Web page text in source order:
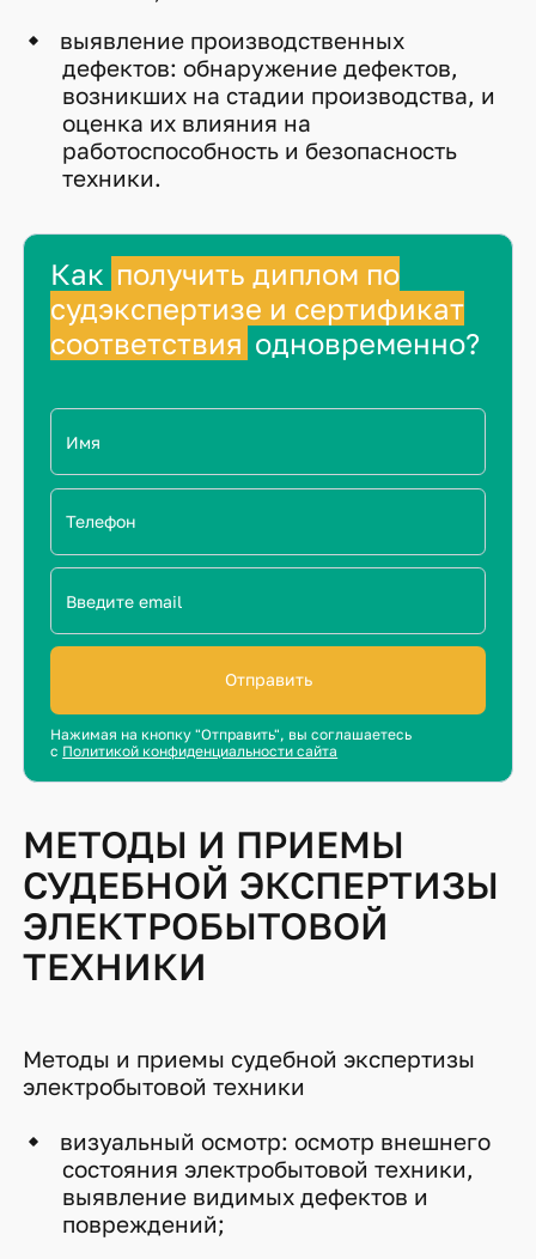
выявление производственных
дефектов: обнаружение дефектов,
возникших на стадии производства, и
оценка их влияния на
работоспособность и безопасность
техники.
Как получить диплом по
судэкспертизе и сертификат
соответствия одновременно?
Отправить
Нажимая на кнопку "Отправить", вы соглашаетесь
с Политикой конфиденциальности сайта
МЕТОДЫ И ПРИЕМЫ
СУДЕБНОЙ ЭКСПЕРТИЗЫ
ЭЛЕКТРОБЫТОВОЙ
ТЕХНИКИ
Методы и приемы судебной экспертизы
электробытовой техники
визуальный осмотр: осмотр внешнего
состояния электробытовой техники,
выявление видимых дефектов и
повреждений;